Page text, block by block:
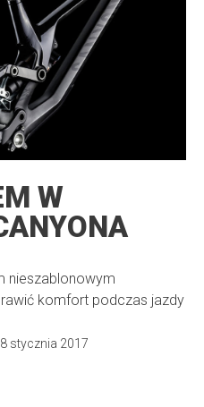
W
nieszablonowym
komfort podczas jazdy
stycznia 2017